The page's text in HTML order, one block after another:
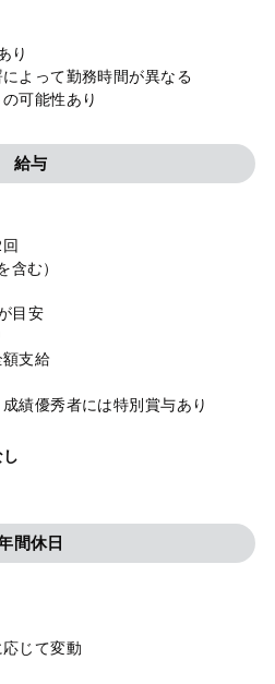
り
よって勤務時間が異なる
可能性あり
給与
含む）
目安
額支給
績優秀者には特別賞与あり
間休日
応じて変動